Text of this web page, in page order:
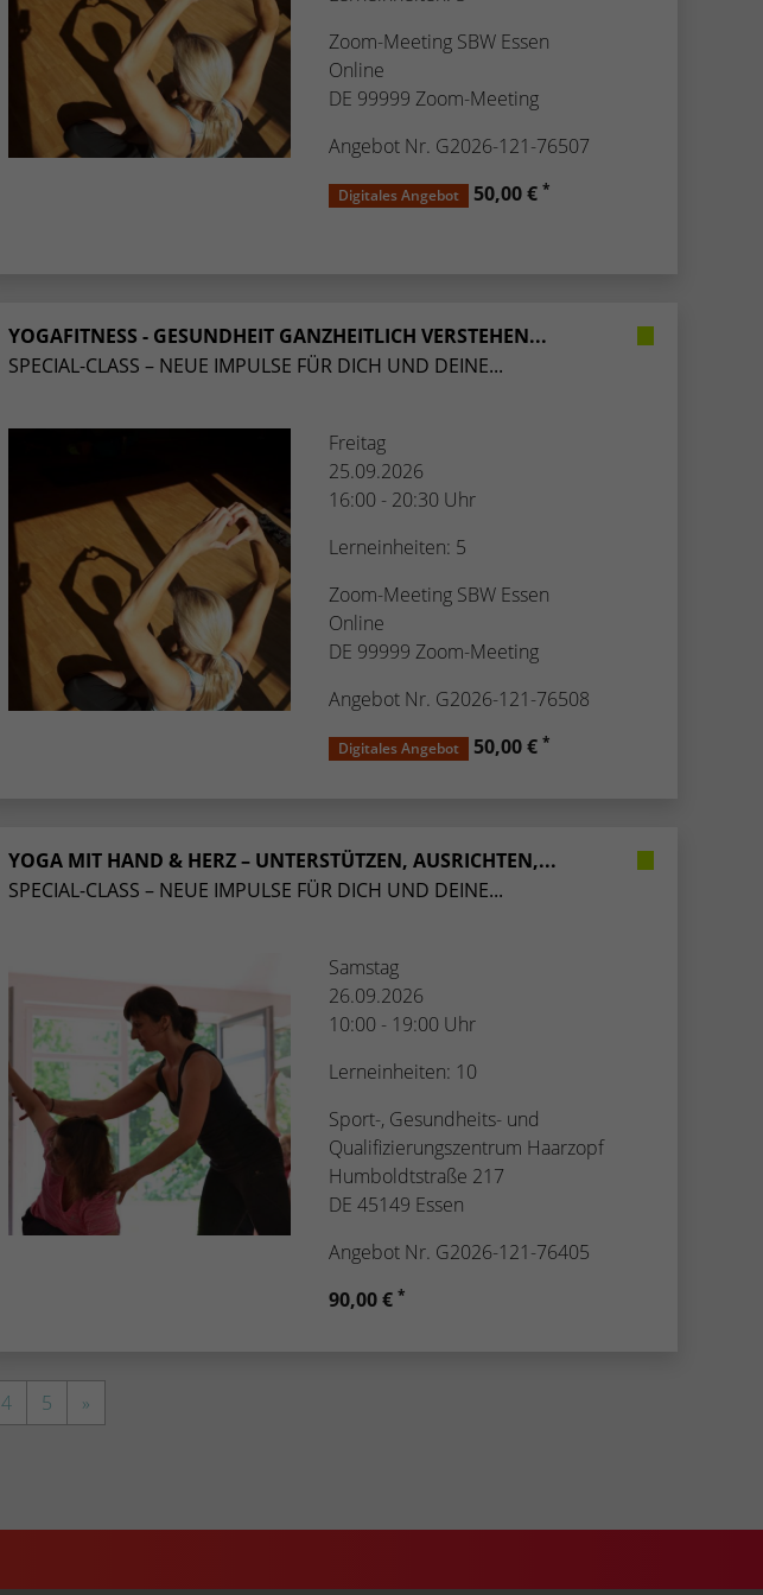
Zoom-Meeting SBW Essen
Online
DE 99999 Zoom-Meeting
Angebot Nr. G2026-121-76507
Digitales Angebot 50,00 € *
YOGAFITNESS - GESUNDHEIT GANZHEITLICH VERSTEHEN...
SPECIAL-CLASS – NEUE IMPULSE FÜR DICH UND DEINE...
Freitag
25.09.2026
16:00 - 20:30 Uhr
Lerneinheiten: 5
Zoom-Meeting SBW Essen
Online
DE 99999 Zoom-Meeting
Angebot Nr. G2026-121-76508
Digitales Angebot 50,00 € *
YOGA MIT HAND & HERZ – UNTERSTÜTZEN, AUSRICHTEN,...
SPECIAL-CLASS – NEUE IMPULSE FÜR DICH UND DEINE...
Samstag
26.09.2026
10:00 - 19:00 Uhr
Lerneinheiten: 10
Sport-, Gesundheits- und
Qualifizierungszentrum Haarzopf
Humboldtstraße 217
DE 45149 Essen
Angebot Nr. G2026-121-76405
90,00 € *
4 5 »